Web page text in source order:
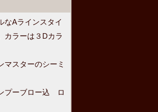
なAラインスタイ
カラーは３Dカラ
マスターのシーミ
プーブロー込 ロ